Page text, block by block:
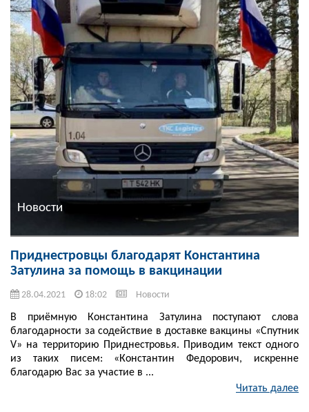
Новости
Приднестровцы благодарят Константина
Затулина за помощь в вакцинации
28.04.2021 18:02 Новости
В приёмную Константина Затулина поступают слова
благодарности за содействие в доставке вакцины «Спутник
V» на территорию Приднестровья. Приводим текст одного
из таких писем: «Константин Федорович, искренне
благодарю Вас за участие в ...
Читать далее